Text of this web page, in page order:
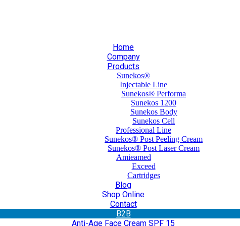
Home
Company
Products
Sunekos®
Injectable Line
Sunekos® Performa
Sunekos 1200
Sunekos Body
Sunekos Cell
Professional Line
Sunekos® Post Peeling Cream
Sunekos® Post Laser Cream
Amieamed
Exceed
Cartridges
Blog
Shop Online
Contact
Β2Β
Anti-Age Face Cream SPF 15